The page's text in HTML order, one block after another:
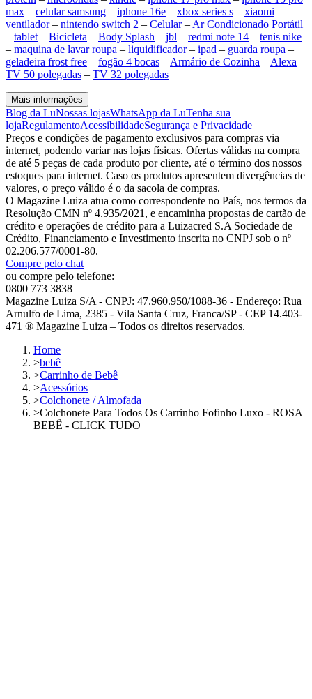
max – celular samsung – iphone 16e – xbox series s – xiaomi –
ventilador– nintendo switch 2 – Celular– Ar Condicionado Portátil
– tablet – Bicicleta – Body Splash – jbl – redmi note 14 – tenis nike
– maquina de lavar roupa – liquidificador– ipad – guarda roupa –
geladeira frost free – fogão 4 bocas – Armário de Cozinha – Alexa –
TV 50 polegadas – TV 32 polegadas
Mais informações
Blog da LuNossas lojasWhatsApp da LuTenha sua
lojaRegulamentoAcessibilidadeSegurança e Privacidade
Preços e condições de pagamento exclusivos para compras via
internet, podendo variar nas lojas físicas. Ofertas válidas na compra
de até 5 peças de cada produto por cliente, até o término dos nossos
estoques para internet. Caso os produtos apresentem divergências de
valores, o preço válido é o da sacola de compras.
O Magazine Luiza atua como correspondente no País, nos termos da
Resolução CMN nº 4.935/2021, e encaminha propostas de cartão de
crédito e operações de crédito para a Luizacred S.A Sociedade de
Crédito, Financiamento e Investimento inscrita no CNPJ sob o nº
02.206.577/0001-80.
Compre pelo chat
ou compre pelo telefone:
0800 773 3838
Magazine Luiza S/A - CNPJ: 47.960.950/1088-36 - Endereço: Rua
Arnulfo de Lima, 2385 - Vila Santa Cruz, Franca/SP - CEP 14.403-
471 ® Magazine Luiza – Todos os direitos reservados.
Home
>bebê
>Carrinho de Bebê
>Acessórios
>Colchonete / Almofada
>Colchonete Para Todos Os Carrinho Fofinho Luxo - ROSA
BEBÊ - CLICK TUDO